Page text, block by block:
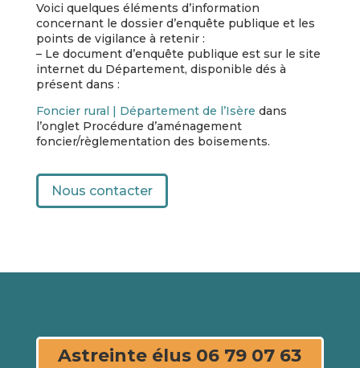
Voici quelques éléments d’information
concernant le dossier d’enquête publique et les
points de vigilance à retenir :
– Le document d’enquête publique est sur le site
internet du Département, disponible dés à
présent dans :
Foncier rural | Département de l’Isère dans
l’onglet Procédure d’aménagement
foncier/règlementation des boisements.
Nous contacter
Astreinte élus 06 79 07 63